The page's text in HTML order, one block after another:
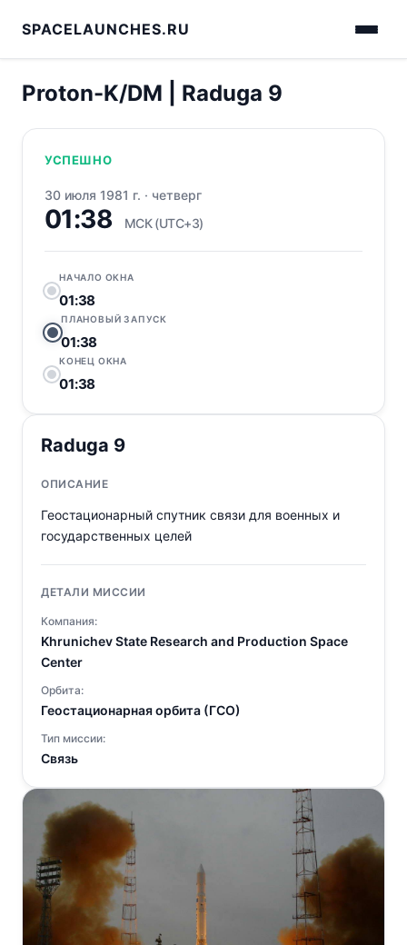
SPACELAUNCHES.RU
Proton-K/DM | Raduga 9
УСПЕШНО
30 июля 1981 г. · четверг
01:38 МСК (UTC+3)
НАЧАЛО ОКНА
01:38
ПЛАНОВЫЙ ЗАПУСК
01:38
КОНЕЦ ОКНА
01:38
Raduga 9
ОПИСАНИЕ
Геостационарный спутник связи для военных и
государственных целей
ДЕТАЛИ МИССИИ
Компания:
Khrunichev State Research and Production Space
Center
Орбита:
Геостационарная орбита (ГСО)
Тип миссии:
Связь